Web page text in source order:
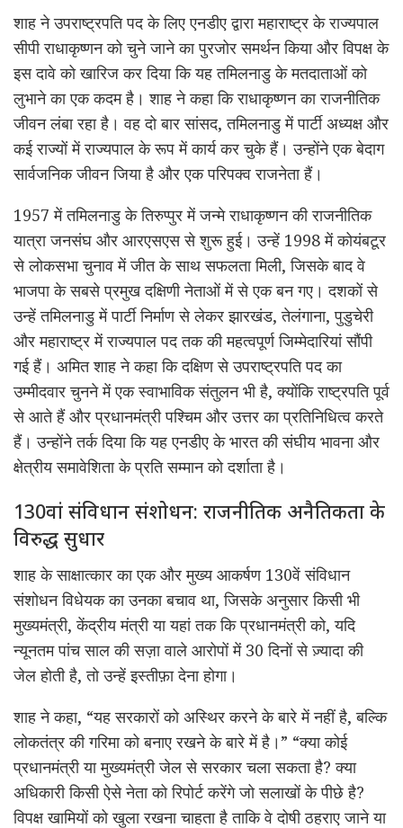
शाहनेउपराष्ट्रपति पद के लिएएनडीएद्वारा महाराष्ट्र के राज्यपाल
सीपी राधाकृष्णनको चुने जाने का पुरजोर समर्थन किया और विपक्ष के
इस दावे को खारिज कर दिया कि यहतमिलनाडुके मतदाताओं को
लुभाने का एक कदम है। शाह ने कहा किराधाकृष्णनका राजनीतिक
जीवन लंबा रहा है। वह दो बार सांसद,तमिलनाडुमें पार्टी अध्यक्ष और
कई राज्यों में राज्यपाल के रूप में कार्य कर चुके हैं। उन्होंने एक बेदाग
सार्वजनिक जीवन जिया है और एक परिपक्व राजनेता हैं।
1957मेंतमिलनाडुकेतिरुप्पुरमें जन्मेराधाकृष्णनकी राजनीतिक
यात्राजनसंघ और आरएसएस से शुरू हुई। उन्हें 1998 मेंकोयंबटूर
से लोकसभा चुनाव में जीत के साथ सफलता मिली, जिसके बाद वे
भाजपा के सबसे प्रमुख दक्षिणी नेताओं में से एक बन गए। दशकों से
उन्हेंतमिलनाडुमें पार्टी निर्माण से लेकरझारखंड, तेलंगाना,पुडुचेरी
और महाराष्ट्र में राज्यपाल पद तक की महत्वपूर्ण जिम्मेदारियां सौंपी
गई हैं। अमित शाह ने कहा कि दक्षिण से उपराष्ट्रपति पद का
उम्मीदवार चुनने में एक स्वाभाविक संतुलन भी है, क्योंकि राष्ट्रपति पूर्व
से आते हैं और प्रधानमंत्री पश्चिम और उत्तर का प्रतिनिधित्व करते
हैं। उन्होंने तर्क दिया कि यहएनडीएके भारत कीसंघीयभावना और
क्षेत्रीयसमावेशिताके प्रति सम्मान को दर्शाता है।
130वां संविधान संशोधन: राजनीतिक अनैतिकता के
विरुद्ध सुधार
शाह केसाक्षात्कार काएक और मुख्य आकर्षण 130वें संविधान
संशोधन विधेयक का उनका बचाव था, जिसके अनुसार किसी भी
मुख्यमंत्री, केंद्रीय मंत्री या यहां तक कि प्रधानमंत्री को, यदि
न्यूनतम पांच साल की सज़ा वाले आरोपों में 30 दिनों से ज़्यादा की
जेल होती है, तो उन्हें इस्तीफ़ा देना होगा।
शाह ने कहा, “यह सरकारों को अस्थिर करने के बारे में नहीं है, बल्कि
लोकतंत्र की गरिमा को बनाए रखने के बारे में है।” “क्या कोई
प्रधानमंत्री या मुख्यमंत्री जेल से सरकार चला सकता है? क्या
अधिकारी किसी ऐसे नेता को रिपोर्ट करेंगे जो सलाखों के पीछे है?
विपक्ष खामियों को खुला रखनाचाहता है ताकि वे दोषी ठहराए जाने या